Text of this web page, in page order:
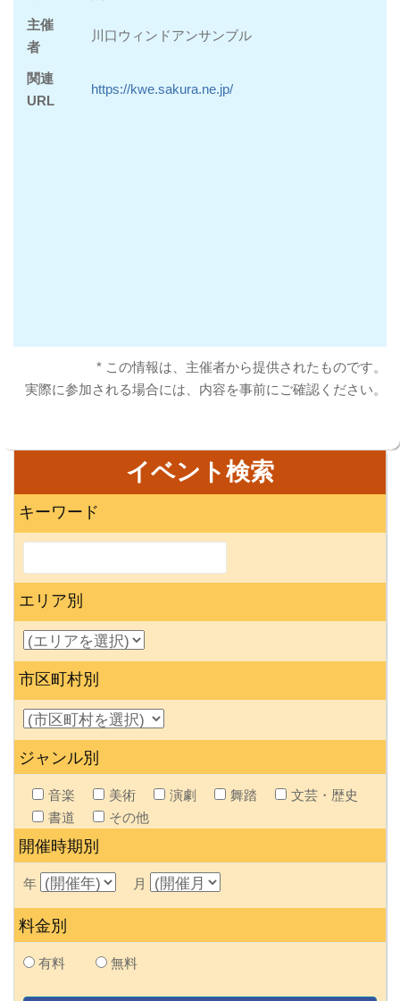
主催
者
川口ウィンドアンサンブル
関連
URL
https://kwe.sakura.ne.jp/
* この情報は、主催者から提供されたものです。
実際に参加される場合には、内容を事前にご確認ください。
イベント検索
キーワード
エリア別
市区町村別
ジャンル別
音楽 美術 演劇 舞踏
文芸・歴史
書道
その他
開催時期別
年 月
料金別
有料 無料